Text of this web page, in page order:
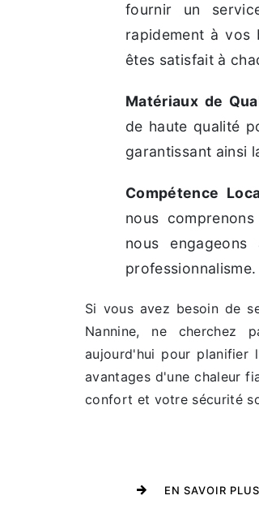
fournir un
rapidement à vos
êtes satisfait à
Matériaux de
de haute qualité
garantissant ainsi
Compétence
nous
nous
professionnalisme.
Si vous avez besoin de
Nannine, ne cherchez
aujourd'hui pour planifier
avantages d'une chaleur
confort et votre sécurité
EN SAVOIR PLUS